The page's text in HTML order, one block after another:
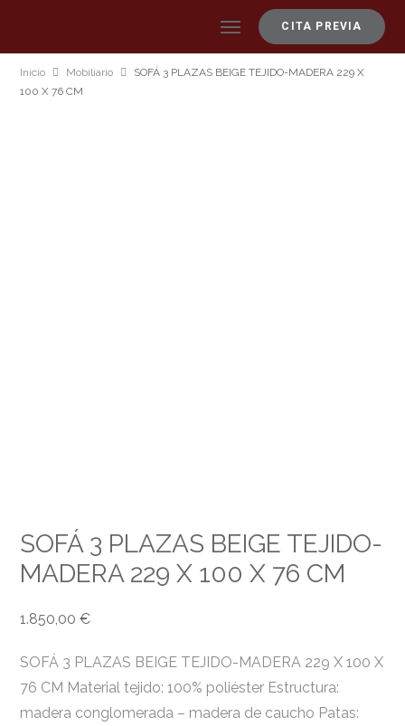
CITA PREVIA
Inicio Mobiliario
SOFÁ 3 PLAZAS BEIGE TEJIDO-MADERA 229 X
100 X 76 CM
SOFÁ 3 PLAZAS BEIGE TEJIDO-
MADERA 229 X 100 X 76 CM
1.850,00€
SOFÁ 3 PLAZAS BEIGE TEJIDO-MADERA 229 X 100 X
76 CM Material tejido: 100% poliéster Estructura:
madera conglomerada – madera de caucho Patas: